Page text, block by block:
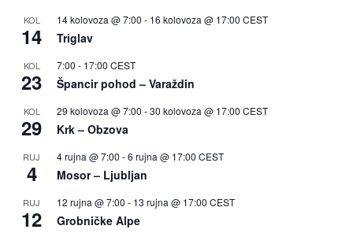
KOL
14
14 kolovoza @ 7:00 - 16 kolovoza @ 17:00 CEST
Triglav
KOL
23
7:00 - 17:00 CEST
Špancir pohod – Varaždin
KOL
29
29 kolovoza @ 7:00 -30 kolovoza @ 17:00 CEST
Krk – Obzova
RUJ
4
4 rujna @ 7:00 -6 rujna @ 17:00 CEST
Mosor – Ljubljan
RUJ
12
12 rujna @ 7:00 - 13 rujna @ 17:00 CEST
Grobničke Alpe